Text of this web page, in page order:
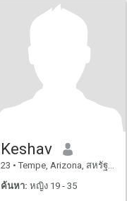
Keshav
23 • Tempe, Arizona, สหรัฐอเมริกา
ค้นหา: หญิง 19 - 35